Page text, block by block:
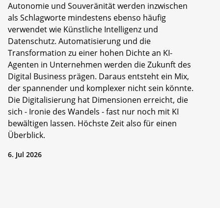
Autonomie und Souveränität werden inzwischen
als Schlagworte mindestens ebenso häufig
verwendet wie Künstliche Intelligenz und
Datenschutz. Automatisierung und die
Transformation zu einer hohen Dichte an KI-
Agenten in Unternehmen werden die Zukunft des
Digital Business prägen. Daraus entsteht ein Mix,
der spannender und komplexer nicht sein könnte.
Die Digitalisierung hat Dimensionen erreicht, die
sich - Ironie des Wandels - fast nur noch mit KI
bewältigen lassen. Höchste Zeit also für einen
Überblick.
6. Jul 2026